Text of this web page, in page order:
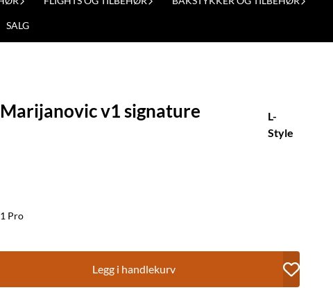
SALG
Marijanovic v1 signature
L-
Style
Pro
Legg i handlekurv